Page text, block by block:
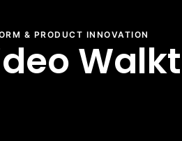
& PRODUCT INNOVATION